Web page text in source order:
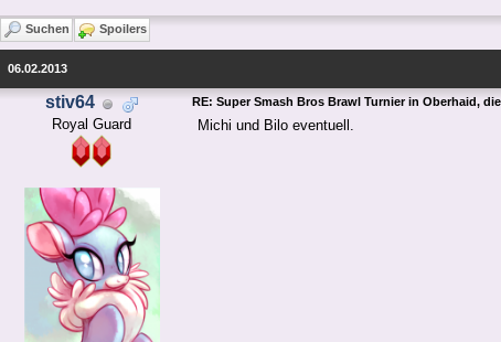
Suchen Spoilers
06.02.2013
stiv64
Royal Guard
RE: Super Smash Bros Brawl Turnier in Oberhaid, die
Michi und Bilo eventuell.